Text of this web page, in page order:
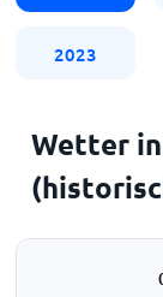
2023
Wetter